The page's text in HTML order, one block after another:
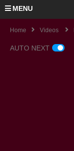
MENU
Home Videos
AUTO NEXT